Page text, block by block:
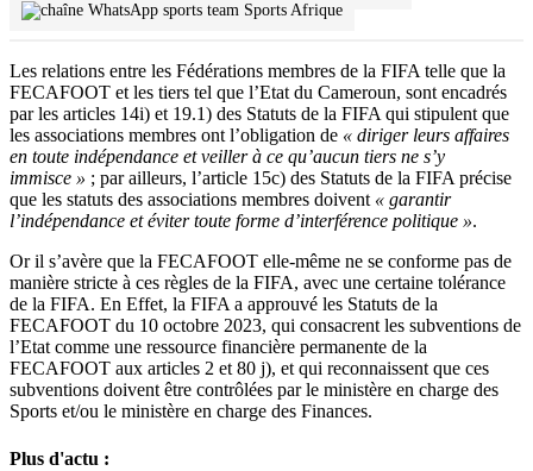
Sports Afrique
Les relations entre les Fédérations membres de la FIFA telle que la
FECAFOOT et les tiers tel que l’Etat du Cameroun, sont encadrés
par les articles 14i) et 19.1) des Statuts de la FIFA qui stipulent que
les associations membres ont l’obligation de « diriger leurs affaires
en toute indépendance et veiller à ce qu’aucun tiers ne s’y
immisce » ; par ailleurs, l’article 15c) des Statuts de la FIFA précise
que les statuts des associations membres doivent « garantir
l’indépendance et éviter toute forme d’interférence politique ».
Or il s’avère que la FECAFOOT elle-même ne se conforme pas de
manière stricte à ces règles de la FIFA, avec une certaine tolérance
de la FIFA. En Effet, la FIFA a approuvé les Statuts de la
FECAFOOT du 10 octobre 2023, qui consacrent les subventions de
l’Etat comme une ressource financière permanente de la
FECAFOOT aux articles 2 et 80 j), et qui reconnaissent que ces
subventions doivent être contrôlées par le ministère en charge des
Sports et/ou le ministère en charge des Finances.
Plus d'actu :